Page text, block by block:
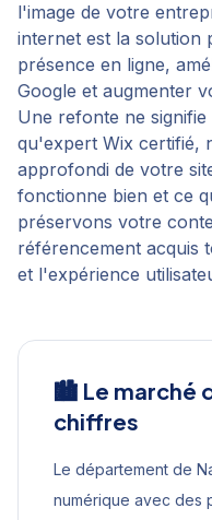
l'image de votre
internet est la solution
présence en ligne,
Google et augmenter
Une refonte ne
qu'expert Wix certifié,
approfondi de votre
fonctionne bien et ce
préservons votre
référencement acquis
et l'expérience
🏙️ Le marché
chiffres
Le département de
numérique avec des